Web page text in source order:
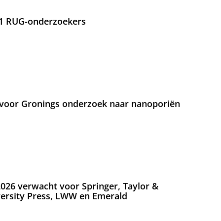
RUG-onderzoekers
Gronings onderzoek naar nanoporiën
verwacht voor Springer, Taylor &
Press, LWW en Emerald